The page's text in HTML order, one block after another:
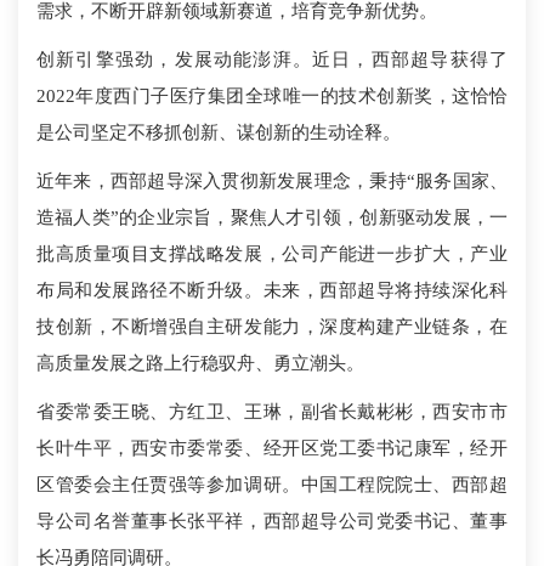
需求，不断开辟新领域新赛道，培育竞争新优势。
创新引擎强劲，发展动能澎湃。近日，西部超导获得了
2022年度西门子医疗集团全球唯一的技术创新奖，这恰恰
是公司坚定不移抓创新、谋创新的生动诠释。
近年来，西部超导深入贯彻新发展理念，秉持“服务国家、
造福人类”的企业宗旨，聚焦人才引领，创新驱动发展，一
批高质量项目支撑战略发展，公司产能进一步扩大，产业
布局和发展路径不断升级。未来，西部超导将持续深化科
技创新，不断增强自主研发能力，深度构建产业链条，在
高质量发展之路上行稳驭舟、勇立潮头。
省委常委王晓、方红卫、王琳，副省长戴彬彬，西安市市
长叶牛平，西安市委常委、经开区党工委书记康军，经开
区管委会主任贾强等参加调研。中国工程院院士、西部超
导公司名誉董事长张平祥，西部超导公司党委书记、董事
长冯勇陪同调研。